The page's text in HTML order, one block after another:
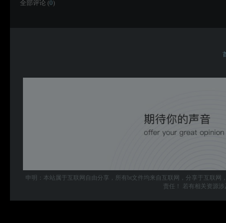
全部评论 (0)
申明：本站属于互联网自由分享，所有bt文件均来自互联网，分享于互联
责任！ 若有相关资源涉